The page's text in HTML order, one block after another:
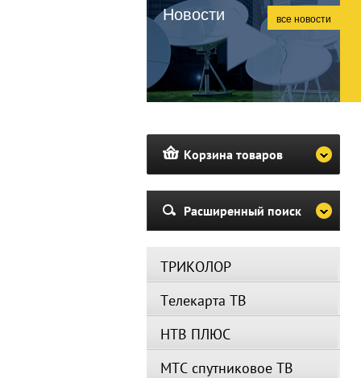
Новости все новости
Корзина товаров
Расширенный поиск
ТРИКОЛОР
Телекарта ТВ
НТВ ПЛЮС
МТС спутниковое ТВ